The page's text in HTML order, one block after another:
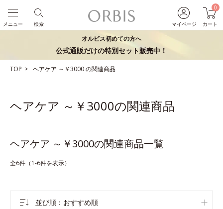
マイページ
0
カート
検索
メニュー
オルビス初めての方へ
公式通販だけの特別セット販売中！
TOP ヘアケア ～￥3000の関連商品
ヘアケア ～￥3000の関連商品
ヘアケア ～￥3000の関連商品一覧
全6件（1-6件を表示）
並び順 おすすめ順